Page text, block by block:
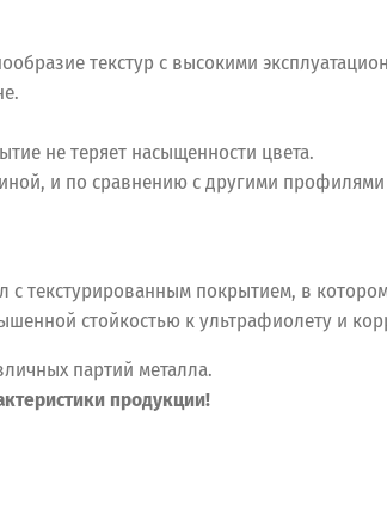
текстур с высокими
не теряет насыщенности цвета.
и по сравнению с другими
текстурированным покрытием, в
стойкостью к ультрафиолету и
партий металла.
продукции!